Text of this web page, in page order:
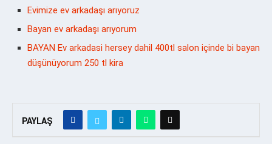
Evimize ev arkadaşı arıyoruz
Bayan ev arkadaşı arıyorum
BAYAN Ev arkadasi hersey dahil 400tl salon içinde bi bayan
düşünüyorum 250 tl kira
PAYLAŞ